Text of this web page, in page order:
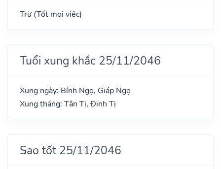
Trừ (Tốt mọi việc)
Tuổi xung khắc 25/11/2046
Xung ngày: Bính Ngọ, Giáp Ngọ
Xung tháng: Tân Tị, Đinh Tị
Sao tốt 25/11/2046